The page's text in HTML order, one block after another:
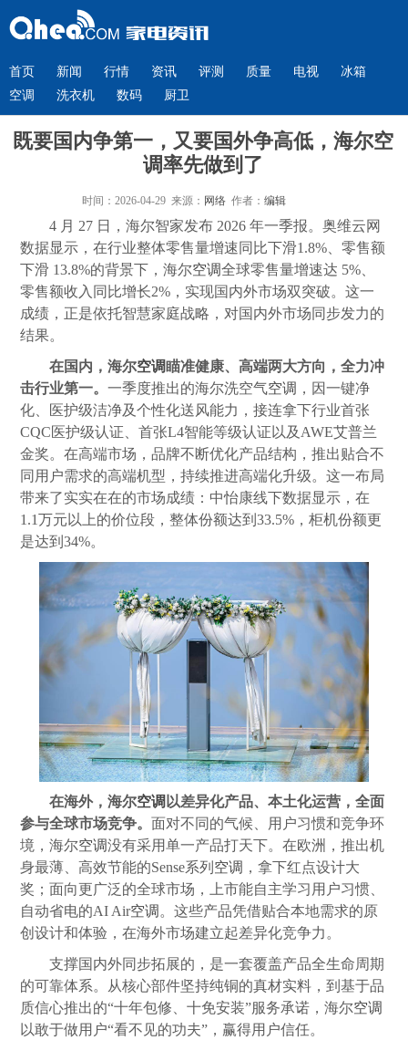
首页 新闻 行情 资讯 评测 质量 电视
冰箱
空调
洗衣机 数码 厨卫
既要国内争第一，又要国外争高低，海尔空
调率先做到了
时间：2026-04-29 来源： 网络作者： 编辑
4 月 27 日，海尔智家发布 2026 年一季报。奥维云网
数据显示，在行业整体零售量增速同比下滑1.8%、零售额
下滑 13.8%的背景下，海尔空调全球零售量增速达 5%、
零售额收入同比增长2%，实现国内外市场双突破。这一
成绩，正是依托智慧家庭战略，对国内外市场同步发力的
结果。
在国内，海尔空调瞄准健康、高端两大方向，全力冲
击行业第一。一季度推出的海尔洗空气空调 ，因一键净
化、医护级洁净及个性化送风能力，接连拿下行业首张
CQC医护级认证、首张L4智能等级认证以及AWE艾普兰
金奖。在高端市场，品牌不断优化产品结构，推出贴合不
同用户需求的高端机型，持续推进高端化升级。这一布局
带来了实实在在的市场成绩：中怡康线下数据显示，在
1.1万元以上的价位段，整体份额达到33.5%，柜机份额更
是达到34%。
在海外，海尔空调 以差异化产品、本土化运营，全面
参与全球市场竞争。面对不同的气候、用户习惯和竞争环
境，海尔空调没有采用单一产品打天下。在欧洲，推出机
身最薄、高效节能的Sense系列 空调 ，拿下红点设计大
奖；面向更广泛的全球市场，上市能自主学习用户习惯、
自动省电的AI Air空调 。这些产品凭借贴合本地需求的原
创设计和体验，在海外市场建立起差异化竞争力。
支撑国内外同步拓展的，是一套覆盖产品全生命周期
的可靠体系。从核心部件坚持纯铜的真材实料，到基于品
质信心推出的“十年包修、十免安装”服务承诺，海尔空调
以敢于做用户“看不见的功夫”，赢得用户信任。